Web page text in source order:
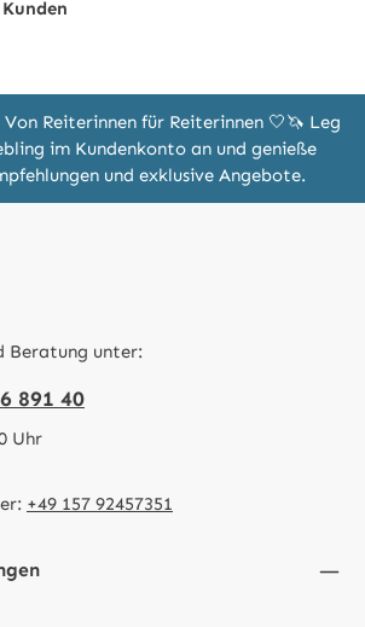
Reiterinnen für Reiterinnen 🤍🦄 Leg
im Kundenkonto an und genieße
und exklusive Angebote.
Beratung unter:
891 40
Uhr
+49 157 92457351